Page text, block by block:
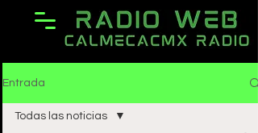
Entrada
Todas las noticias